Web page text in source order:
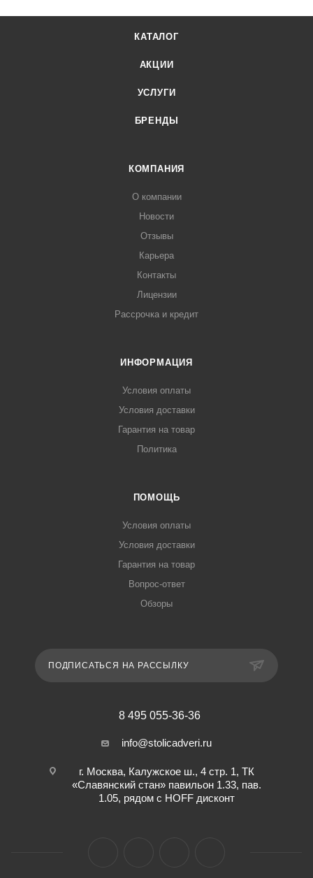
КАТАЛОГ
АКЦИИ
УСЛУГИ
БРЕНДЫ
КОМПАНИЯ
О компании
Новости
Отзывы
Карьера
Контакты
Лицензии
Рассрочка и кредит
ИНФОРМАЦИЯ
Условия оплаты
Условия доставки
Гарантия на товар
Политика
ПОМОЩЬ
Условия оплаты
Условия доставки
Гарантия на товар
Вопрос-ответ
Обзоры
ПОДПИСАТЬСЯ НА РАССЫЛКУ
8 495 055-36-36
info@stolicadveri.ru
г. Москва, Калужское ш., 4 стр. 1, ТК
«Славянский стан» павильон 1.33, пав.
1.05, рядом с HOFF дисконт